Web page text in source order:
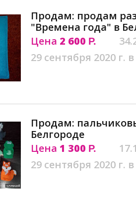
Продам: продам
"Времена года" в
Цена 2 600 Р.
29 сентября 2020 г.
Продам:
Белгороде
Цена 1 300 Р.
29 сентября 2020 г.